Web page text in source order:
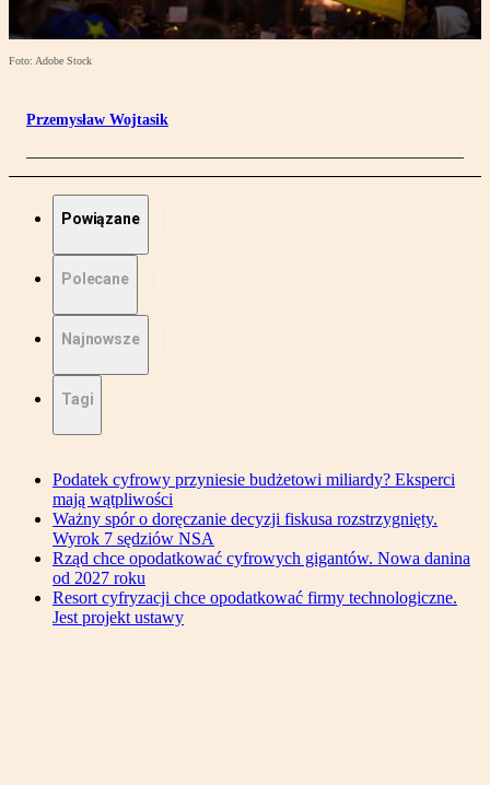
Foto: Adobe Stock
Przemysław Wojtasik
Powiązane
Polecane
Najnowsze
Tagi
Podatek cyfrowy przyniesie budżetowi miliardy? Eksperci
mają wątpliwości
Ważny spór o doręczanie decyzji fiskusa rozstrzygnięty.
Wyrok 7 sędziów NSA
Rząd chce opodatkować cyfrowych gigantów. Nowa danina
od 2027 roku
Resort cyfryzacji chce opodatkować firmy technologiczne.
Jest projekt ustawy